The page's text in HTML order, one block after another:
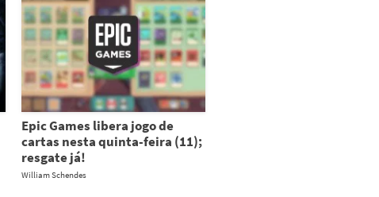
Epic Games libera jogo de
cartas nesta quinta-feira (11);
resgate já!
William Schendes